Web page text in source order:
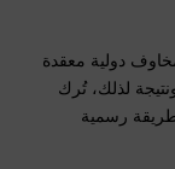
دولية معقدة
لذلك، تُرك
طريقة رسمية